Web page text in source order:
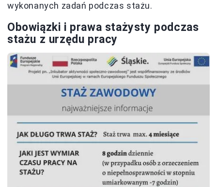
wykonanych zadań podczas stażu.
Obowiązki i prawa stażysty podczas
stażu z urzędu pracy